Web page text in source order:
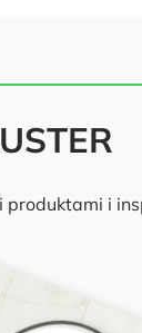
produktami i